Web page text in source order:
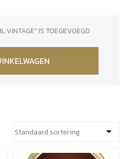
VINTAGE” IS TOEGEVOEGD